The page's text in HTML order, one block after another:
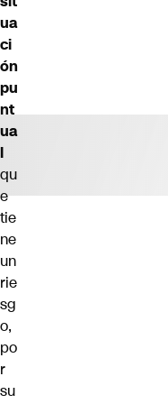
ua
ci
ón
pu
nt
ua
l
qu
e
tie
ne
un
rie
sg
o,
po
r
su